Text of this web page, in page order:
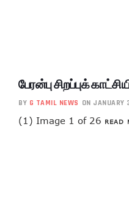
பேரன்பு சிறப்புக்
BY G TAMIL NEWS ON
(1) Image 1 of 26 READ